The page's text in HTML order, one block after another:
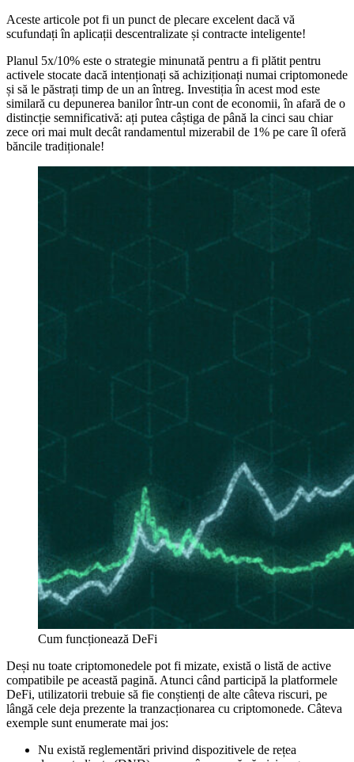
Aceste articole pot fi un punct de plecare excelent dacă vă
scufundați în aplicații descentralizate și contracte inteligente!
Planul 5x/10% este o strategie minunată pentru a fi plătit pentru
activele stocate dacă intenționați să achiziționați numai criptomonede
și să le păstrați timp de un an întreg. Investiția în acest mod este
similară cu depunerea banilor într-un cont de economii, în afară de o
distincție semnificativă: ați putea câștiga de până la cinci sau chiar
zece ori mai mult decât randamentul mizerabil de 1% pe care îl oferă
băncile tradiționale!
Cum funcționează DeFi
Deși nu toate criptomonedele pot fi mizate, există o listă de active
compatibile pe această pagină. Atunci când participă la platformele
DeFi, utilizatorii trebuie să fie conștienți de alte câteva riscuri, pe
lângă cele deja prezente la tranzacționarea cu criptomonede. Câteva
exemple sunt enumerate mai jos:
Nu există reglementări privind dispozitivele de rețea